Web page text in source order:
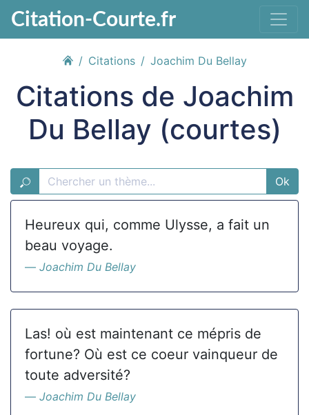
Citation-Courte.fr
Citations Joachim Du Bellay
Citations de Joachim
Du Bellay (courtes)
Ok
Heureux qui, comme Ulysse, a fait un
beau voyage.
Joachim Du Bellay
Las! où est maintenant ce mépris de
fortune? Où est ce coeur vainqueur de
toute adversité?
Joachim Du Bellay